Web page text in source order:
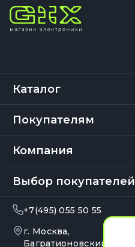
Каталог
Покупателям
Компания
Выбор покупателей
+7(495) 055 50 55
г. Москва,
Багратионовский